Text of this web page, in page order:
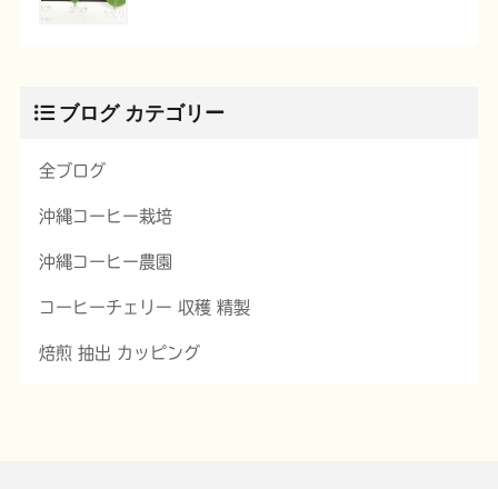
ブログ カテゴリー
全ブログ
沖縄コーヒー栽培
沖縄コーヒー農園
コーヒーチェリー 収穫 精製
焙煎 抽出 カッピング